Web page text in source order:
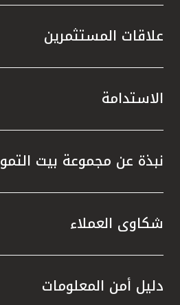
علاقات المستثمرين
الاستدامة
نبذة عن مجموعة بيت
شكاوى العملاء
دليل أمن المعلومات